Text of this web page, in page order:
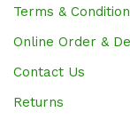
Terms &
Online Order &
Contact Us
Returns